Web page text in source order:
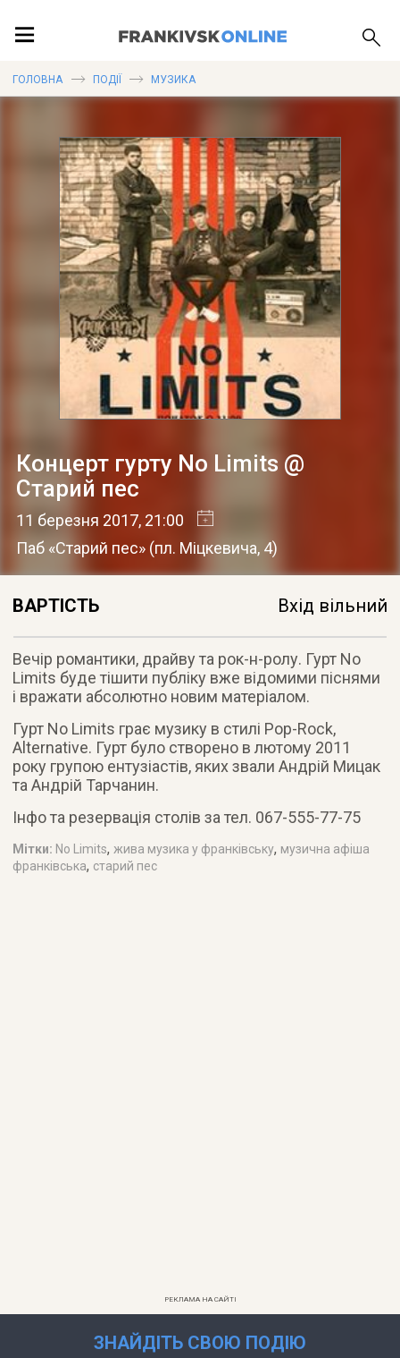
ПУБЛІКАЦІЇ
ГОЛОВНА ПОДІЇ МУЗИКА
Концерт гурту No Limits @
Старий пес
11 березня 2017, 21:00
Паб «Старий пес» (пл. Міцкевича, 4)
ВАРТІСТЬ Вхід вільний
Вечір романтики, драйву та рок-н-ролу. Гурт No
Limits буде тішити публіку вже відомими піснями
і вражати абсолютно новим матеріалом.
Гурт No Limits грає музику в стилі Pop-Rock,
Alternative. Гурт було створено в лютому 2011
року групою ентузіастів, яких звали Андрій Мицак
та Андрій Тарчанин.
Інфо та резервація столів за тел. 067-555-77-75
Мітки: No Limits, жива музика у франківську, музична афіша
франківська, старий пес
РЕКЛАМА НА САЙТІ
ЗНАЙДІТЬ СВОЮ ПОДІЮ